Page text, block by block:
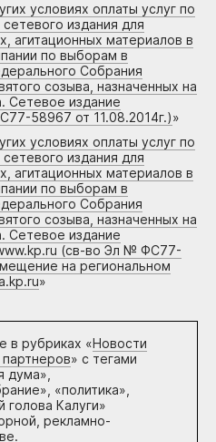
условиях оплаты услуг по
издания для
агитационных материалов в
по выборам в
Собрания
созыва, назначенных на
Сетевое издание
58967 от 11.08.2014г.)»
условиях оплаты услуг по
издания для
агитационных материалов в
по выборам в
Собрания
созыва, назначенных на
Сетевое издание
(св-во Эл № ФС77-
на региональном
»
в рубриках «Новости
» с тегами
дума»,
«политика»,
голова Калуги»
рекламно-